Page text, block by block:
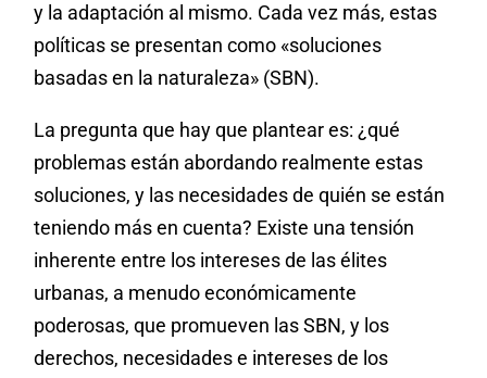
y la adaptación al mismo. Cada vez más, estas
políticas se presentan como «soluciones
basadas en la naturaleza» (SBN).
La pregunta que hay que plantear es: ¿qué
problemas están abordando realmente estas
soluciones, y las necesidades de quién se están
teniendo más en cuenta? Existe una tensión
inherente entre los intereses de las élites
urbanas, a menudo económicamente
poderosas, que promueven las SBN, y los
derechos, necesidades e intereses de los